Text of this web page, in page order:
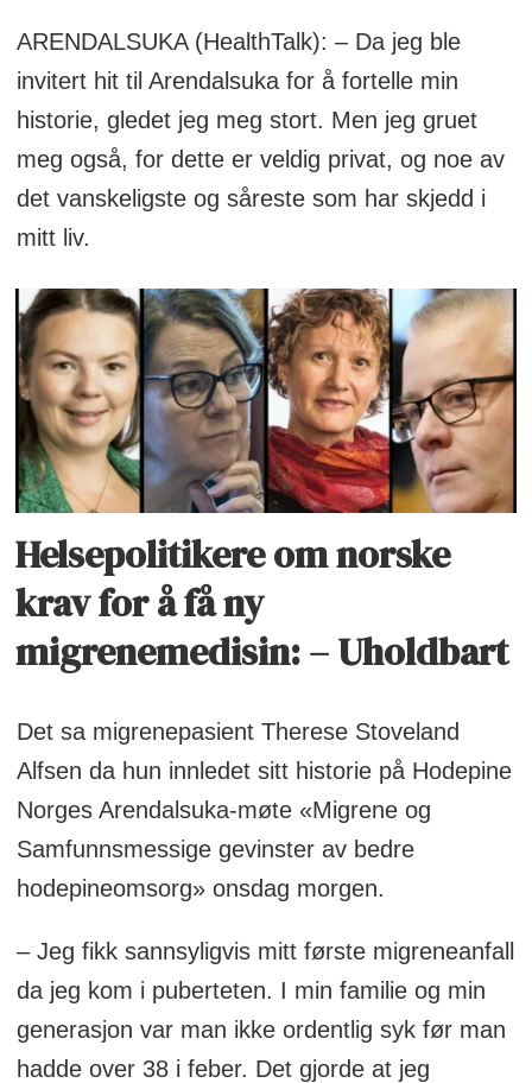
først diagnostisert med migrene da hun
var 26 år gammel. Før dette ble
symptomene hennes ikke tatt på alvor
av helsepersonell.
Påvirket livet:
perioder med opptil 25-26 migreneanfall
i måneden, som begrenset hennes
deltakelse i sosiale og familiære
begivenheter, inkludert sønnens
bursdager.
smertene som grusomme og
sammenligner de verste anfallene med
smertenivåene under en fødsel.
innvirkning på hennes selvfølelse.
Prøvde forskjellige medisiner: Før
hun fikk en korrekt diagnose, prøvde
Therese en rekke forskjellige medisiner,
inkludert blodtrykkmedisiner,
antidepressiva og epilepsimedisiner,
uten betydelig lindring.
Effektive migrenemedisiner: Med
ARENDALSUKA (HealthTalk): – Da jeg ble
invitert hit til Arendalsuka for å fortelle min
historie, gledet jeg meg stort. Men jeg gruet
meg også, for dette er veldig privat, og noe av
det vanskeligste og såreste som har skjedd i
mitt liv.
Helsepolitikere om norske
krav for å få ny
migrenemedisin: – Uholdbart
Det sa migrenepasient Therese Stoveland
Alfsen da hun innledet sitt historie på Hodepine
Norges Arendalsuka-møte «Migrene og
Samfunnsmessige gevinster av bedre
hodepineomsorg» onsdag morgen.
– Jeg fikk sannsyligvis mitt første migreneanfall
da jeg kom i puberteten. I min familie og min
generasjon var man ikke ordentlig syk før man
hadde over 38 i feber. Det gjorde at jeg